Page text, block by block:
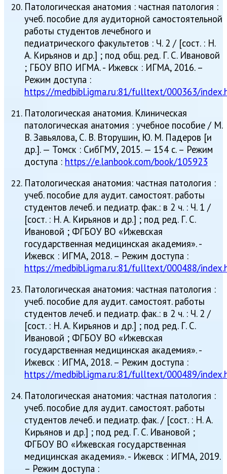
Патологическая анатомия : частная патология :
учеб. пособие для аудиторной самостоятельной
работы студентов лечебного и
педиатрического факультетов : Ч. 2 / [сост. : Н.
А. Кирьянов и др.] ; под общ. ред. Г. С. Ивановой
; ГБОУ ВПО ИГМА. - Ижевск : ИГМА, 2016. –
Режим доступа :
https://medbibl.igma.ru:81/fulltext/000363/
Патологическая анатомия. Клиническая
патологическая анатомия : учебное пособие / М.
В. Завьялова, С. В. Вторушин, Ю. М. Падеров [и
др.]. — Томск : СибГМУ, 2015. — 154 с. – Режим
доступа : https://e.lanbook.com/book/105923
Патологическая анатомия: частная патология :
учеб. пособие для аудит. самостоят. работы
студентов лечеб. и педиатр. фак.: в 2 ч. : Ч. 1 /
[сост. : Н. А. Кирьянов и др.] ; под ред. Г. С.
Ивановой ; ФГБОУ ВО «Ижевская
государственная медицинская академия». -
Ижевск : ИГМА, 2018. – Режим доступа :
https://medbibl.igma.ru:81/fulltext/000488/
Патологическая анатомия: частная патология :
учеб. пособие для аудит. самостоят. работы
студентов лечеб. и педиатр. фак.: в 2 ч. : Ч. 2 /
[сост. : Н. А. Кирьянов и др.] ; под ред. Г. С.
Ивановой ; ФГБОУ ВО «Ижевская
государственная медицинская академия». -
Ижевск : ИГМА, 2018. – Режим доступа :
https://medbibl.igma.ru:81/fulltext/000489/
Патологическая анатомия: частная патология :
учеб. пособие для аудит. самостоят. работы
студентов лечеб. и педиатр. фак. / [сост. : Н. А.
Кирьянов и др.] ; под ред. Г. С. Ивановой ;
ФГБОУ ВО «Ижевская государственная
медицинская академия». - Ижевск : ИГМА, 2019.
– Режим доступа :